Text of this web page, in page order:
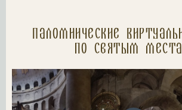
Паломнические
по святым